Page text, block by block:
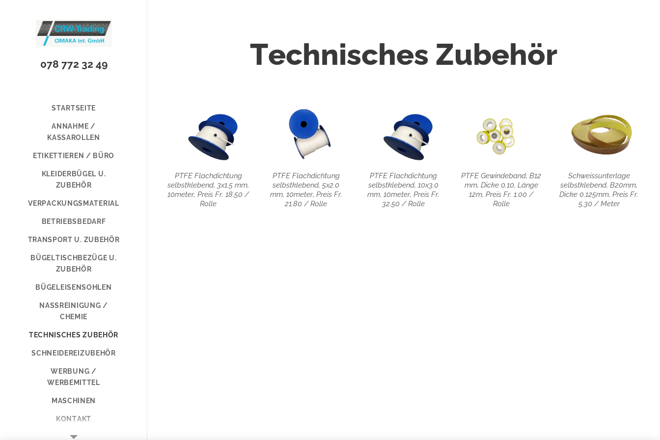
078 772 32 49
STARTSEITE
ANNAHME /
KASSAROLLEN
ETIKETTIEREN / BÜRO
KLEIDERBÜGEL U.
ZUBEHÖR
VERPACKUNGSMATERIAL
BETRIEBSBEDARF
TRANSPORT U. ZUBEHÖR
BÜGELTISCHBEZÜGE U.
ZUBEHÖR
BÜGELEISENSOHLEN
NASSREINIGUNG /
CHEMIE
TECHNISCHES ZUBEHÖR
SCHNEIDEREIZUBEHÖR
WERBUNG /
WERBEMITTEL
MASCHINEN
KONTAKT
GESCHÄFTSBEDINGUNG
Technisches Zubehör
PTFE Flachdichtung
selbstklebend, 3x1.5 mm,
10meter, Preis Fr. 18.50 /
Rolle
PTFE Flachdichtung
selbstklebend, 5x2.0
mm, 10meter, Preis Fr.
21.80 / Rolle
PTFE Flachdichtung
selbstklebend, 10x3.0
mm, 10meter, Preis Fr.
32.50 / Rolle
PTFE Gewindeband, B12
mm, Dicke 0.10, Länge
12m, Preis Fr. 1.00 /
Rolle
Schweissunterlage
selbstklebend, B20mm,
Dicke 0.125mm, Preis Fr.
5.30 / Meter